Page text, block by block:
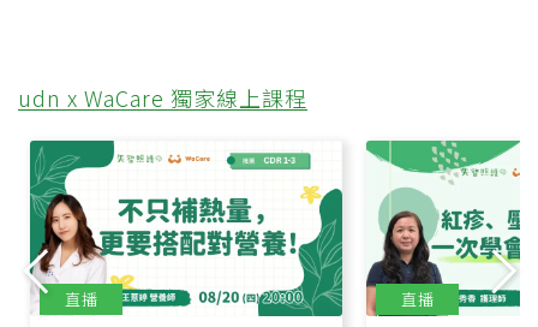
udn x WaCare 獨家線上課程
直播 直播